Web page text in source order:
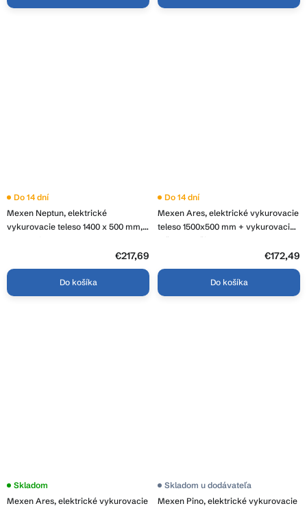
Mexen Neptun, elektrické
vykurovacie teleso 1400 x 500 mm,
Do 14 dní
€217,69
Do košíka
Mexen Ares, elektrické vykurovacie
teleso 1500x500 mm + vykurovacia
tyč 600 W, čierna, W102-1500-500-
Do 14 dní
€172,49
Do košíka
Mexen Ares, elektrické vykurovacie
Skladom
Mexen Pino, elektrické vykurovacie
Skladom u dodávateľa